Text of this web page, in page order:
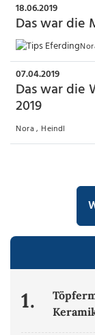
18.06.2019
Das war die
07.04.2019
Das war die
2019
Nora , Heindl
1.